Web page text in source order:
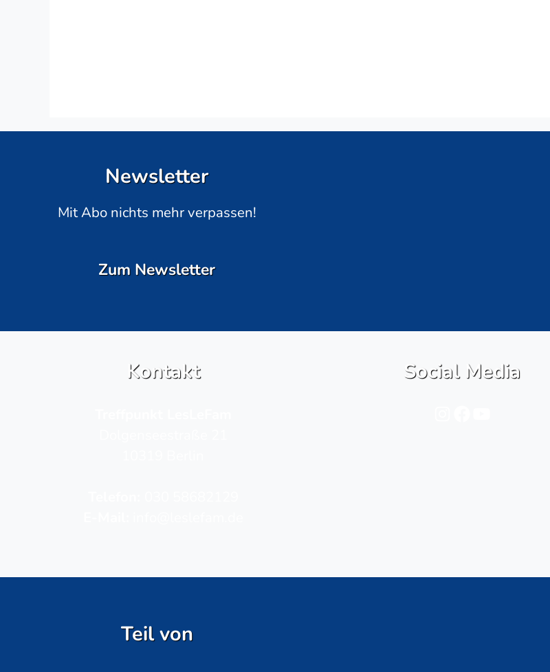
Newsletter
Mit Abo nichts mehr verpassen!
Zum Newsletter
Kontakt
Social Media
Teil von